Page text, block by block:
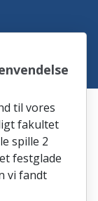
til vores
fakultet
spille 2
festglade
vi fandt